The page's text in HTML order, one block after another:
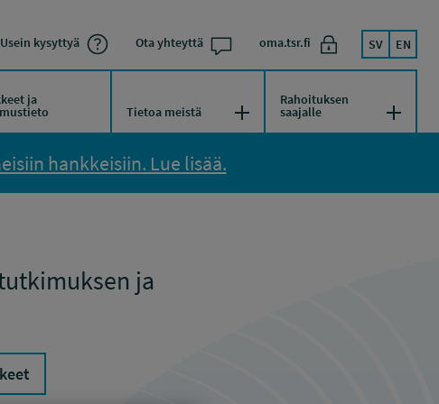
Usein kysyttyä Ota yhteyttä oma.tsr.fi SV EN
ja
Tietoa meistä Avaa/Sulje valikko
Rahoituksen
saajalle Avaa/
hankkeisiin. Lue lisää.
ja